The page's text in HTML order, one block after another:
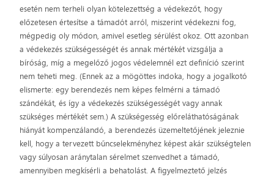
esetén nem terheli olyan kötelezettség a védekezőt, hogy
előzetesen értesítse a támadót arról, miszerint védekezni fog,
mégpedig oly módon, amivel esetleg sérülést okoz. Ott azonban
a védekezés szükségességét és annak mértékét vizsgálja a
bíróság, míg a megelőző jogos védelemnél ezt definíció szerint
nem teheti meg. (Ennek az a mögöttes indoka, hogy a jogalkotó
elismerte: egy berendezés nem képes felmérni a támadó
szándékát, és így a védekezés szükségességét vagy annak
szükséges mértékét sem.) A szükségesség előreláthatóságának
hiányát kompenzálandó, a berendezés üzemeltetőjének jeleznie
kell, hogy a tervezett bűncselekményhez képest akár szükségtelen
vagy súlyosan aránytalan sérelmet szenvedhet a támadó,
amennyiben megkísérli a behatolást. A figyelmeztető jelzés